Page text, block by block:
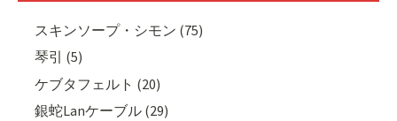
スキンソープ・シモン (75)
琴引 (5)
ケブタフェルト (20)
銀蛇Lanケーブル (29)